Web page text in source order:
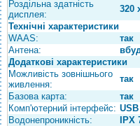
Роздільна здатність
дисплея:
320
Технічні характеристики
WAAS:
так
Антена:
Додаткові характеристики
Можливість зовнішнього
живлення:
так
Базова карта:
так
Комп'ютерний інтерфейс: USB
Водонепроникність:
IPX